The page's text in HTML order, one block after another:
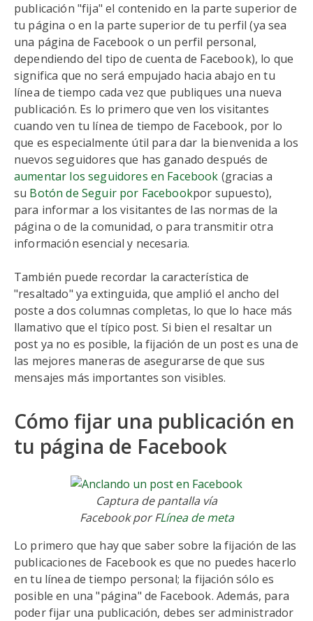
publicación "fija" el contenido en la parte superior de
tu página o en la parte superior de tu perfil (ya sea
una página de Facebook o un perfil personal,
dependiendo del tipo de cuenta de Facebook), lo que
significa que no será empujado hacia abajo en tu
línea de tiempo cada vez que publiques una nueva
publicación. Es lo primero que ven los visitantes
cuando ven tu línea de tiempo de Facebook, por lo
que es especialmente útil para dar la bienvenida a los
nuevos seguidores que has ganado después de
aumentar los seguidores en Facebook (gracias a
su Botón de Seguir por Facebookpor supuesto),
para informar a los visitantes de las normas de la
página o de la comunidad, o para transmitir otra
información esencial y necesaria.
También puede recordar la característica de
"resaltado" ya extinguida, que amplió el ancho del
poste a dos columnas completas, lo que lo hace más
llamativo que el típico post. Si bien el resaltar un
post ya no es posible, la fijación de un post es una de
las mejores maneras de asegurarse de que sus
mensajes más importantes son visibles.
Cómo fijar una publicación en
tu página de Facebook
Captura de pantalla vía
Facebook por FLínea de meta
Lo primero que hay que saber sobre la fijación de las
publicaciones de Facebook es que no puedes hacerlo
en tu línea de tiempo personal; la fijación sólo es
posible en una "página" de Facebook. Además, para
poder fijar una publicación, debes ser administrador